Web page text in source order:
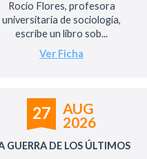
Rocío Flores, profesora
universitaria de sociología,
escribe un libro sob...
Ver Ficha
27
AUG
2026
GUERRA DE LOS ÚLTIMOS